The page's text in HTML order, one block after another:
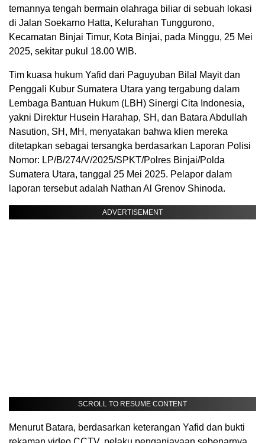
temannya tengah bermain olahraga biliar di sebuah lokasi
di Jalan Soekarno Hatta, Kelurahan Tunggurono,
Kecamatan Binjai Timur, Kota Binjai, pada Minggu, 25 Mei
2025, sekitar pukul 18.00 WIB.
Tim kuasa hukum Yafid dari Paguyuban Bilal Mayit dan
Penggali Kubur Sumatera Utara yang tergabung dalam
Lembaga Bantuan Hukum (LBH) Sinergi Cita Indonesia,
yakni Direktur Husein Harahap, SH, dan Batara Abdullah
Nasution, SH, MH, menyatakan bahwa klien mereka
ditetapkan sebagai tersangka berdasarkan Laporan Polisi
Nomor: LP/B/274/V/2025/SPKT/Polres Binjai/Polda
Sumatera Utara, tanggal 25 Mei 2025. Pelapor dalam
laporan tersebut adalah Nathan Al Grenov Shinoda.
ADVERTISEMENT
SCROLL TO RESUME CONTENT
Menurut Batara, berdasarkan keterangan Yafid dan bukti